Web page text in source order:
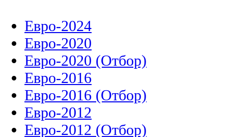
Евро-2024
Евро-2020
Евро-2020 (Отбор)
Евро-2016
Евро-2016 (Отбор)
Евро-2012
Евро-2012 (Отбор)